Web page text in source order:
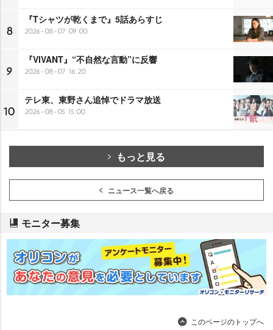
8
『Tシャツが乾くまで』5話あらすじ
2026-08-07 09:00
9
『VIVANT』“不自然な言動”に反響
2026-08-07 16:20
10
テレ東、東野さん追悼でドラマ放送
2026-08-05 15:00
もっと見る
ニュース一覧へ戻る
モニター募集
このページのトップへ